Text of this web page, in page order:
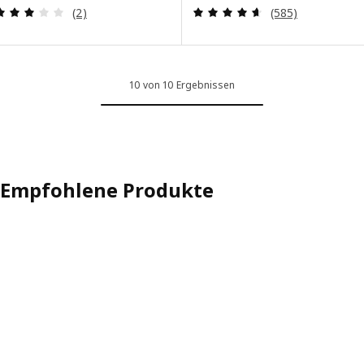
Bewertungen: 3 von 5 Sternen. Bewertungen
(2) Bewertungen:
(585)
10 von 10 Ergebnissen
Empfohlene Produkte